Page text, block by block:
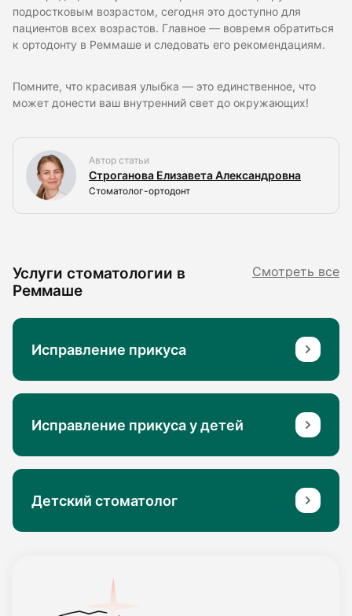
подростковым возрастом, сегодня это доступно для
пациентов всех возрастов. Главное — вовремя обратиться
к ортодонту в Реммаше и следовать его рекомендациям.
Помните, что красивая улыбка — это единственное, что
может донести ваш внутренний свет до окружающих!
Автор статьи
Строганова Елизавета Александровна
Стоматолог-ортодонт
Услуги стоматологии в
Реммаше
Смотреть все
Исправление прикуса
Исправление прикуса у детей
Детский стоматолог